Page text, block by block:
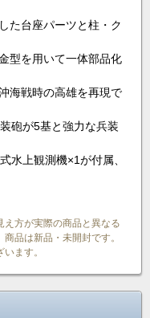
た台座パーツと柱・ク
型を用いて一体部品化
海戦時の高雄を再現で
砲が5基と強力な兵装
水上観測機×1が付属、
え方が実際の商品と異なる
品は新品・未開封です。
ます。